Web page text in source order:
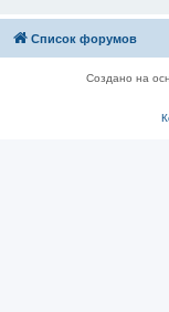
Список форумов
Создано на